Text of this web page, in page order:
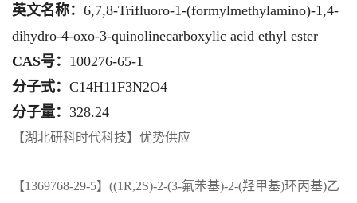
英文名称： 6,7,8-Trifluoro-1-(formylmethylamino)-1,4-
dihydro-4-oxo-3-quinolinecarboxylic acid ethyl ester
CAS号： 100276-65-1
分子式： C14H11F3N2O4
分子量： 328.24
【湖北研科时代科技】优势供应
【1369768-29-5】((1R,2S)-2-(3-氟苯基)-2-(羟甲基)环丙基)乙